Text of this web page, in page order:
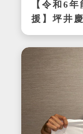
【令和6
援】坪井
パイク